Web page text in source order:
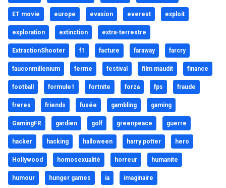
ET movie europe evasion everest exploit
exploration extinction extra-terrestre
ExtractionShooter f1 facture faraway farcry
fauconmillenium ferme festival film maudit finance
football formule1 fortnite forza fps fraude
freres friends fusée gambling gaming
GamingFR gardien golf greenpeace guerre
hacker hacking halloween harry potter hero
Hollywood homosexualité horreur humanite
humour hunger games ia imaginaire